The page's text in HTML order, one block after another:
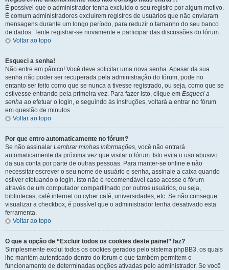
É possível que o administrador tenha excluído o seu registro por algum motivo.
É comum administradores excluírem registros de usuários que não enviaram
mensagens durante um longo período, para reduzir o tamanho do seu banco
de dados. Tente registrar-se novamente e participar das discussões do fórum.
Voltar ao topo
Esqueci a senha!
Não entre em pânico! Você deve solicitar uma nova senha. Apesar da sua
senha não poder ser recuperada pela administração do fórum, pode no
entanto ser feito como que se nunca a tivesse registrado, ou seja, como que se
estivesse entrando pela primeira vez. Para fazer isto, clique em Esqueci a
senha ao efetuar o login, e seguindo às instruções, voltará a entrar no fórum
em questão de minutos.
Voltar ao topo
Por que entro automaticamente no fórum?
Se não assinalar Lembrar minhas informações, você não entrará
automaticamente da próxima vez que visitar o fórum. Isto evita o uso abusivo
da sua conta por parte de outras pessoas. Para manter-se online e não
necessitar escrever o seu nome de usuário e senha, assinale a caixa quando
estiver efetuando o login. Isto não é recomendável caso acesse o fórum
através de um computador compartilhado por outros usuários, ou seja,
bibliotecas, café internet ou cyber café, universidades, etc. Se não consegue
visualizar a checkbox, é possível que o administrador tenha desativado esta
ferramenta.
Voltar ao topo
O que a opção de “Excluir todos os cookies deste painel” faz?
Simplesmente exclui todos os cookies gerados pelo sistema phpBB3, os quais
lhe mantém autenticado dentro do fórum e que também permitem o
funcionamento de determinadas opções ativadas pelo administrador. Se você